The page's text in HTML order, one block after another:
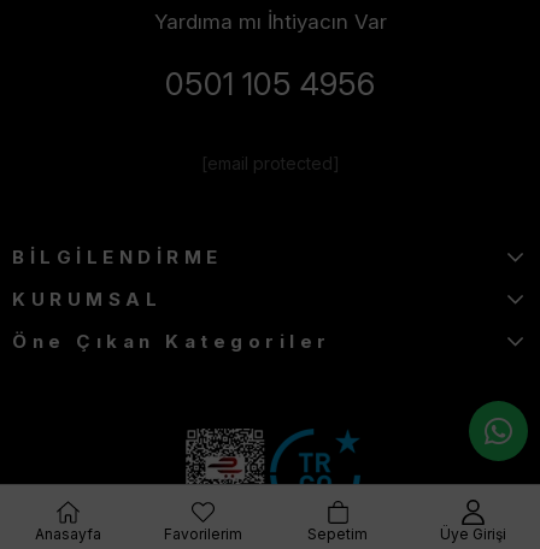
Yardıma mı İhtiyacın Var
0501 105 4956
[email protected]
BİLGİLENDİRME
KURUMSAL
Öne Çıkan Kategoriler
Anasayfa Favorilerim Sepetim Üye Girişi